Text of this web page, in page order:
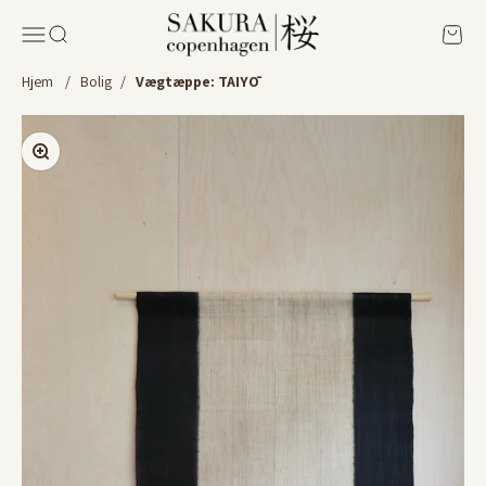
MenuSøg
Sakura Copenhagen
Kurv
Hjem / Bolig / Vægtæppe: TAIYŌ
Zoom